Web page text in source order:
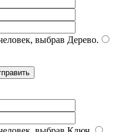
выбрав Дерево.